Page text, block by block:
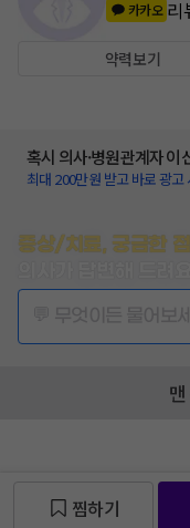
카카오
약력보기
혹시 의사·병원관계자 이
최대 200만원 받고 바로 광
증상/치료, 궁금한
찜하기